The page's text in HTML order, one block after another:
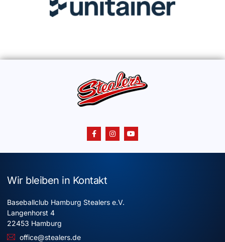
Wir bleiben in Kontakt
Baseballclub Hamburg Stealers e.V.
Langenhorst 4
22453 Hamburg
office@stealers.de